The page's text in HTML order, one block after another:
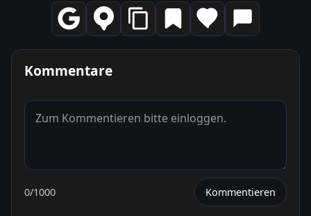
Kommentare
0/1000 Kommentieren